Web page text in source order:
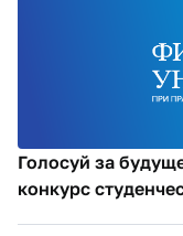
Голосуй за
конкурс